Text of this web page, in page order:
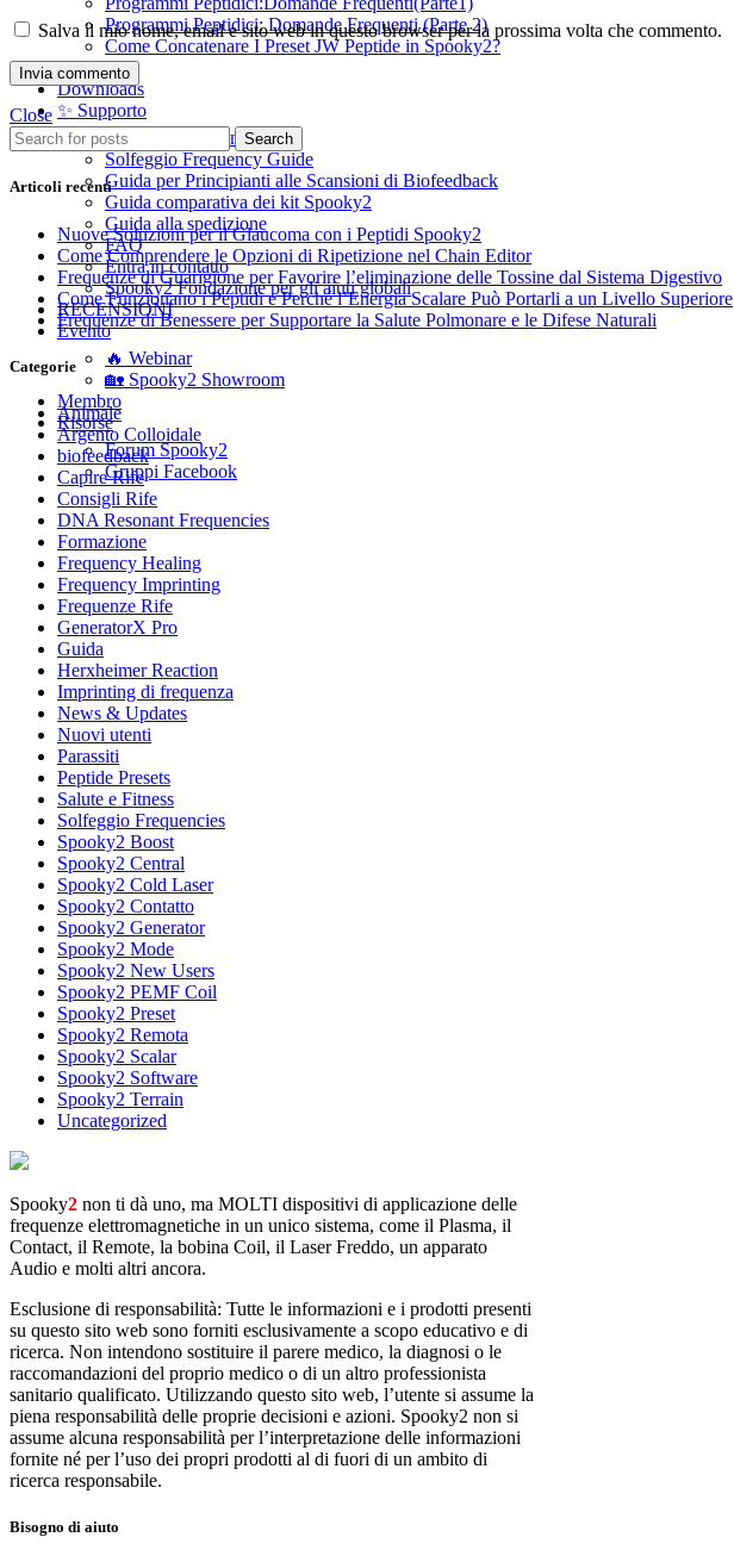
Programmi Peptidici: Domande Frequenti (Parte 2)
Come Concatenare I Preset JW Peptide in Spooky2?
Blog
Downloads
✨ Supporto
Scarica la frequenza Rife
Solfeggio Frequency Guide
Guida per Principianti alle Scansioni di Biofeedback
Guida comparativa dei kit Spooky2
Guida alla spedizione
FAQ
Entra in contatto
Spooky2 Fondazione per gli aiuti globali
RECENSIONI
Evento
🔥 Webinar
🏡 Spooky2 Showroom
Membro
Risorse
Forum Spooky2
Gruppi Facebook
Salva il mio nome, email e sito web in questo browser per la prossima volta che commento.
Close
Search
Articoli recenti
Nuove Soluzioni per il Glaucoma con i Peptidi Spooky2
Come Comprendere le Opzioni di Ripetizione nel Chain Editor
Frequenze di Guarigione per Favorire l’eliminazione delle Tossine dal Sistema Digestivo
Come Funzionano i Peptidi e Perché l’Energia Scalare Può Portarli a un Livello Superiore
Frequenze di Benessere per Supportare la Salute Polmonare e le Difese Naturali
Categorie
Animale
Argento Colloidale
biofeedback
Capire Rife
Consigli Rife
DNA Resonant Frequencies
Formazione
Frequency Healing
Frequency Imprinting
Frequenze Rife
GeneratorX Pro
Guida
Herxheimer Reaction
Imprinting di frequenza
News & Updates
Nuovi utenti
Parassiti
Peptide Presets
Salute e Fitness
Solfeggio Frequencies
Spooky2 Boost
Spooky2 Central
Spooky2 Cold Laser
Spooky2 Contatto
Spooky2 Generator
Spooky2 Mode
Spooky2 New Users
Spooky2 PEMF Coil
Spooky2 Preset
Spooky2 Remota
Spooky2 Scalar
Spooky2 Software
Spooky2 Terrain
Uncategorized
Spooky2 non ti dà uno, ma MOLTI dispositivi di applicazione delle
frequenze elettromagnetiche in un unico sistema, come il Plasma, il
Contact, il Remote, la bobina Coil, il Laser Freddo, un apparato
Audio e molti altri ancora.
Esclusione di responsabilità: Tutte le informazioni e i prodotti presenti
su questo sito web sono forniti esclusivamente a scopo educativo e di
ricerca. Non intendono sostituire il parere medico, la diagnosi o le
raccomandazioni del proprio medico o di un altro professionista
sanitario qualificato. Utilizzando questo sito web, l’utente si assume la
piena responsabilità delle proprie decisioni e azioni. Spooky2 non si
assume alcuna responsabilità per l’interpretazione delle informazioni
fornite né per l’uso dei propri prodotti al di fuori di un ambito di
ricerca responsabile.
Bisogno di aiuto